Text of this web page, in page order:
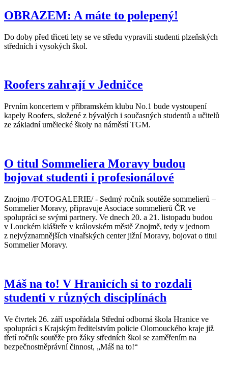
OBRAZEM: A máte to polepený!
Do doby před třiceti lety se ve středu vypravili studenti plzeňských
středních i vysokých škol.
Roofers zahrají v Jedničce
Prvním koncertem v příbramském klubu No.1 bude vystoupení
kapely Roofers, složené z bývalých i současných studentů a učitelů
ze základní umělecké školy na náměstí TGM.
O titul Sommeliera Moravy budou
bojovat studenti i profesionálové
Znojmo /FOTOGALERIE/ - Sedmý ročník soutěže sommelierů –
Sommelier Moravy, připravuje Asociace sommelierů ČR ve
spolupráci se svými partnery. Ve dnech 20. a 21. listopadu budou
v Louckém klášteře v královském městě Znojmě, tedy v jednom
z nejvýznamnějších vinařských center jižní Moravy, bojovat o titul
Sommelier Moravy.
Máš na to! V Hranicích si to rozdali
studenti v různých disciplínách
Ve čtvrtek 26. září uspořádala Střední odborná škola Hranice ve
spolupráci s Krajským ředitelstvím policie Olomouckého kraje již
třetí ročník soutěže pro žáky středních škol se zaměřením na
bezpečnostněprávní činnost, „Máš na to!“